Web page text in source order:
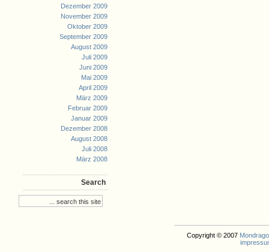
Dezember 2009
November 2009
Oktober 2009
September 2009
August 2009
Juli 2009
Juni 2009
Mai 2009
April 2009
März 2009
Februar 2009
Januar 2009
Dezember 2008
August 2008
Juli 2008
März 2008
Search
Copyright © 2007